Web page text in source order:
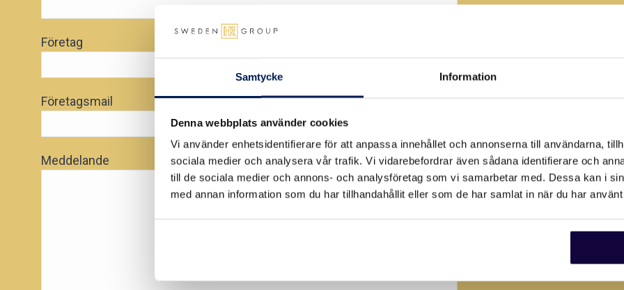
Samtycke Information
Denna webbplats använder cookies
Vi använder enhetsidentifierare för att anpassa innehållet och annonserna till användarna,
sociala medier och analysera vår trafik. Vi vidarebefordrar även sådana identifierare och
till de sociala medier och annons- och analysföretag som vi samarbetar med. Dessa kan i
med annan information som du har tillhandahållit eller som de har samlat in när du har
Företag
Företagsmail
Meddelande